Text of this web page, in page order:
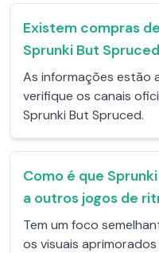
Existem compras
Sprunki But
As informações estão
verifique os canais
Sprunki But Spruced.
Como é que
a outros jogos de
Tem um foco
os visuais